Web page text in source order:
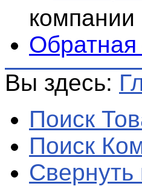
компании
Обратная
Вы здесь:
Поиск
Поиск
Свернуть